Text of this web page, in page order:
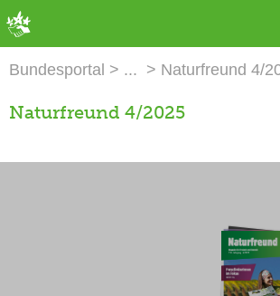
Bundesportal Naturfreund 4/
Naturfreund 4/2025